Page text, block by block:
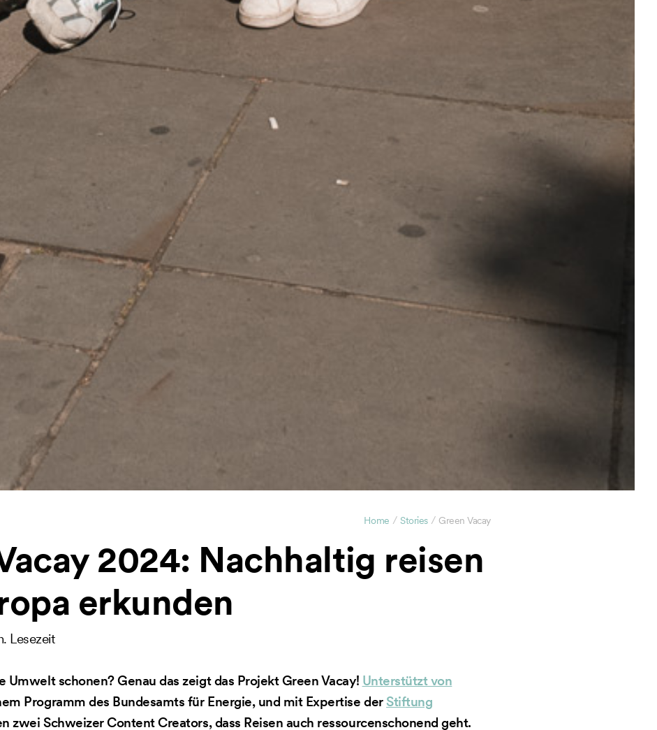
Home / Stories / Green Vacay
2024: Nachhaltig reisen
erkunden
Lesezeit
Umwelt schonen? Genau das zeigt das Projekt Green Vacay! Unterstützt von
Programm des Bundesamts für Energie, und mit Expertise der Stiftung
zwei Schweizer Content Creators, dass Reisen auch ressourcenschonend geht.